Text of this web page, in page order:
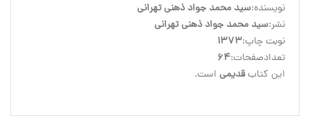
نویسنده:سید محمد جواد ذهنی تهرانی
نشر:سید محمد جواد ذهنی تهرانی
نوبت چاپ:1373
تعدادصفحات:64
این کتاب قدیمی است.